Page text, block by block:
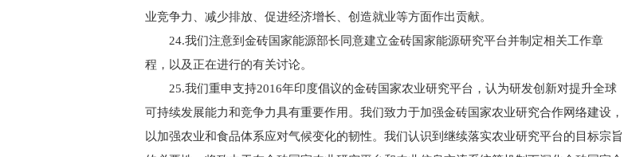
业竞争力、减少排放、促进经济增长、创造就业等方面作出贡献。
24.我们注意到金砖国家能源部长同意建立金砖国家能源研究平台并制定相关工作章
程，以及正在进行的有关讨论。
25.我们重申支持2016年印度倡议的金砖国家农业研究平台，认为研发创新对提升全球
可持续发展能力和竞争力具有重要作用。我们致力于加强金砖国家农业研究合作网络建设，
以加强农业和食品体系应对气候变化的韧性。我们认识到继续落实农业研究平台的目标宗旨